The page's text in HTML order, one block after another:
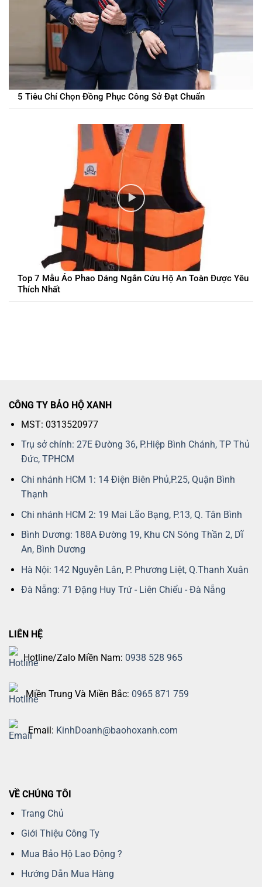
5 Tiêu Chí Chọn Đồng Phục Công Sở Đạt Chuẩn
Top 7 Mẫu Áo Phao Dáng Ngắn Cứu Hộ An Toàn Được Yêu
Thích Nhất
CÔNG TY BẢO HỘ XANH
MST: 0313520977
Trụ sở chính: 27E Đường 36, P.Hiệp Bình Chánh, TP Thủ
Đức, TPHCM
Chi nhánh HCM 1: 14 Điện Biên Phủ,P.25, Quận Bình
Thạnh
Chi nhánh HCM 2: 19 Mai Lão Bạng, P.13, Q. Tân Bình
Bình Dương: 188A Đường 19, Khu CN Sóng Thần 2, Dĩ
An, Bình Dương
Hà Nội: 142 Nguyễn Lân, P. Phương Liệt, Q.Thanh Xuân
Đà Nẵng: 71 Đặng Huy Trứ - Liên Chiểu - Đà Nẵng
LIÊN HỆ
Hotline/Zalo Miền Nam: 0938 528 965
Miền Trung Và Miền Bắc: 0965 871 759
Email: KinhDoanh@baohoxanh.com
VỀ CHÚNG TÔI
Trang Chủ
Giới Thiệu Công Ty
Mua Bảo Hộ Lao Động ?
Hướng Dẫn Mua Hàng